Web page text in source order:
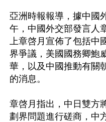
亞洲時報報導，據中國
午，中國外交部發言人
上章啓月宣佈了包括中
界爭議，美國國務卿鮑
華，以及中國推動有關
的消息。
章啓月指出，中日雙方
劃界問題進行磋商，中